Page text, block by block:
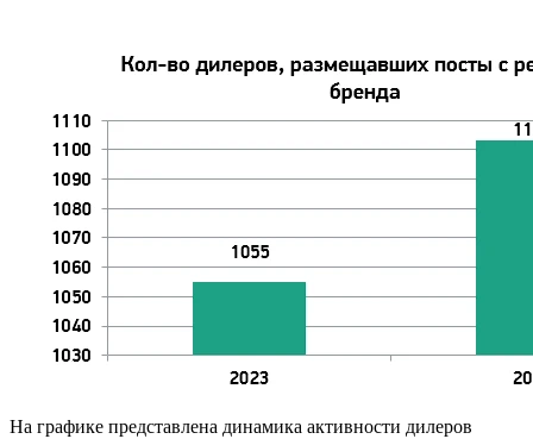
На графике представлена динамика активности дилеров